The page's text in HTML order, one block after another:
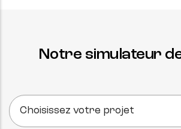
Notre simulateur